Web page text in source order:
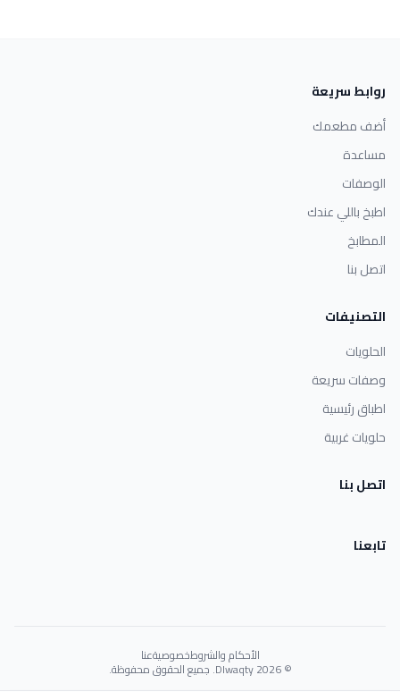
روابط سريعة
أضف مطعمك
مساعدة
الوصفات
اطبخ باللي عندك
المطابخ
اتصل بنا
التصنيفات
الحلويات
وصفات سريعة
اطباق رئيسية
حلويات غربية
اتصل بنا
تابعنا
الأحكام والشروطخصوصيةعنا
© 2026 Dlwaqty. جميع الحقوق محفوظة.